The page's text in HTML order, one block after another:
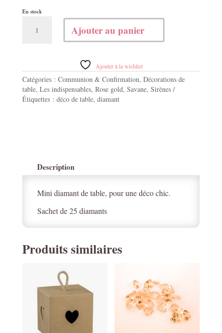
En stock
pèche
Ajouter au panier
Ajouter à la wishlist
Catégories : Communion & Confirmation, Décorations de
table, Les indispensables, Rose gold, Savane, Sirènes
Étiquettes : déco de table, diamant
Description
Mini diamant de table, pour une déco chic.
Sachet de 25 diamants
Produits similaires